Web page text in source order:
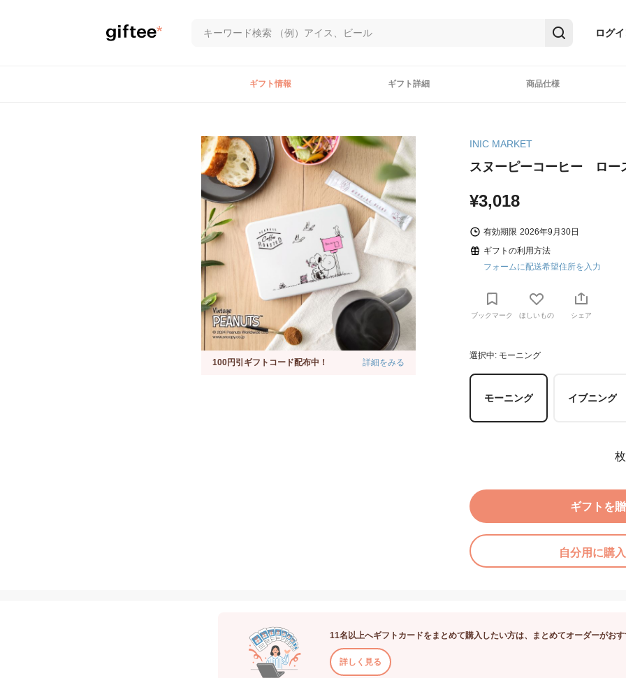
ログ
ギフト情報 ギフト詳細 商品仕様
100円引ギフトコード配布中！ 詳細をみる
INIC MARKET
スヌーピーコーヒー ロー
¥3,018
有効期限 2026年9月30日
ギフトの利用方法
フォームに配送希望住所を入力
ブックマーク ほしいもの シェア
選択中: モーニング
モーニング イブニング
ギフトを
自分用に購
11名以上へギフトカードをまとめて購入したい方は、まとめてオーダーがおす
詳しく見る